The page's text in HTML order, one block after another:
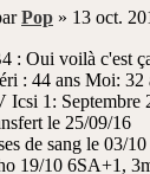
Pop » 13 oct.
: Oui voilà c'est
: 44 ans Moi: 32
Icsi 1: Septembre
le 25/09/16
de sang le 03/10
19/10 6SA+1,